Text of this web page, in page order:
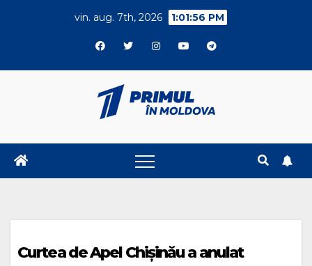
vin. aug. 7th, 2026 1:01:56 PM
Curtea de Apel Chișinău a anulat